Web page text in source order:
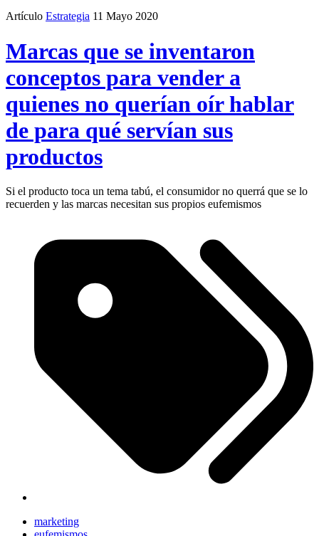
Artículo Estrategia 11 Mayo 2020
Marcas que se inventaron
conceptos para vender a
quienes no querían oír hablar
de para qué servían sus
productos
Si el producto toca un tema tabú, el consumidor no querrá que se lo
recuerden y las marcas necesitan sus propios eufemismos
marketing